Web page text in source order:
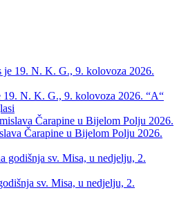
19. N. K. G., 9. kolovoza 2026. “A“
Čarapine u Bijelom Polju 2026.
sv. Misa, u nedjelju, 2.